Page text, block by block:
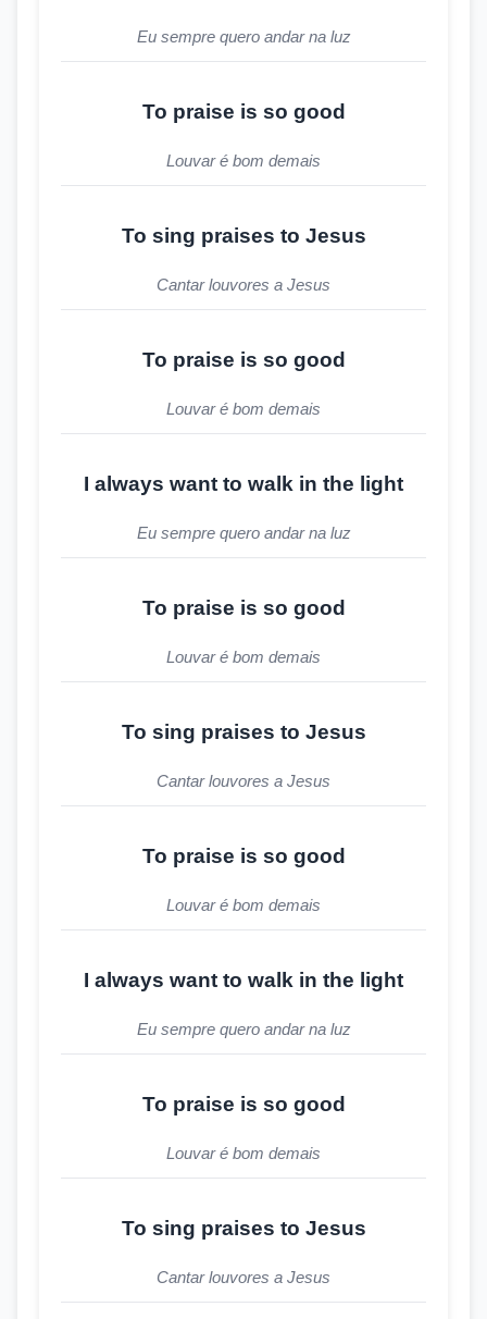
Eu sempre quero andar na luz
To praise is so good
Louvar é bom demais
To sing praises to Jesus
Cantar louvores a Jesus
To praise is so good
Louvar é bom demais
I always want to walk in the light
Eu sempre quero andar na luz
To praise is so good
Louvar é bom demais
To sing praises to Jesus
Cantar louvores a Jesus
To praise is so good
Louvar é bom demais
I always want to walk in the light
Eu sempre quero andar na luz
To praise is so good
Louvar é bom demais
To sing praises to Jesus
Cantar louvores a Jesus